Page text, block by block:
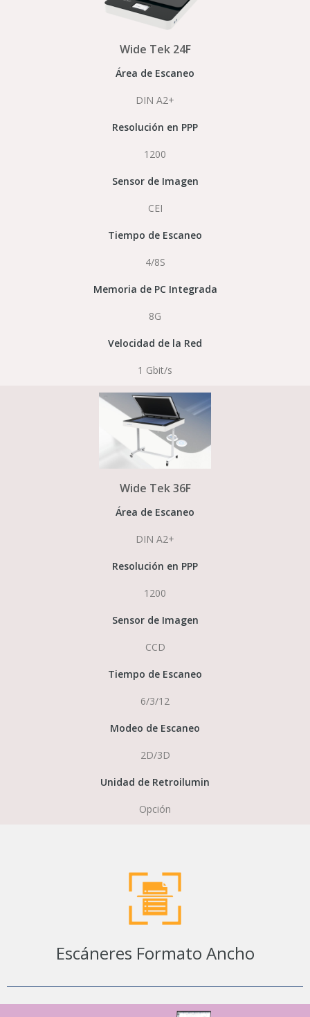
Wide Tek 24F
Área de Escaneo
DIN A2+
Resolución en PPP
1200
Sensor de Imagen
CEI
Tiempo de Escaneo
4/8S
Memoria de PC Integrada
8G
Velocidad de la Red
1 Gbit/s
Wide Tek 36F
Área de Escaneo
DIN A2+
Resolución en PPP
1200
Sensor de Imagen
CCD
Tiempo de Escaneo
6/3/12
Modeo de Escaneo
2D/3D
Unidad de Retroilumin
Opción
Escáneres Formato Ancho